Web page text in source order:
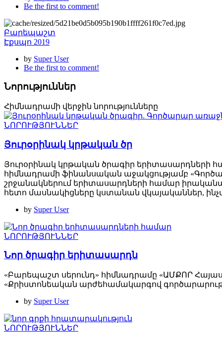
Be the first to comment!
Բարեպաշտ
Էքսպո 2019
by Super User
Be the first to comment!
Նորություններ
Հիմնադրամի վերջին նորությունները
ՆՈՐՈՒԹՅՈՒՆՆԵՐ
Յուրօրինակ կրթական ծր
Յուրօրինակ կրթական ծրագիր երիտասարդների
հիմնադրամի ֆինանսական աջակցությամբ
շրջանակներում երիտասարդների համար
հետո մասնակիցները կստանան վկայականներ,
by Super User
ՆՈՐՈՒԹՅՈՒՆՆԵՐ
Նոր ծրագիր երիտասարդն
«Բարեպաշտ սերունդ» հիմնադրամը «ԱՄՔՈՐ
«Քրիստոնեական արժեհամակարգով
by Super User
ՆՈՐՈՒԹՅՈՒՆՆԵՐ